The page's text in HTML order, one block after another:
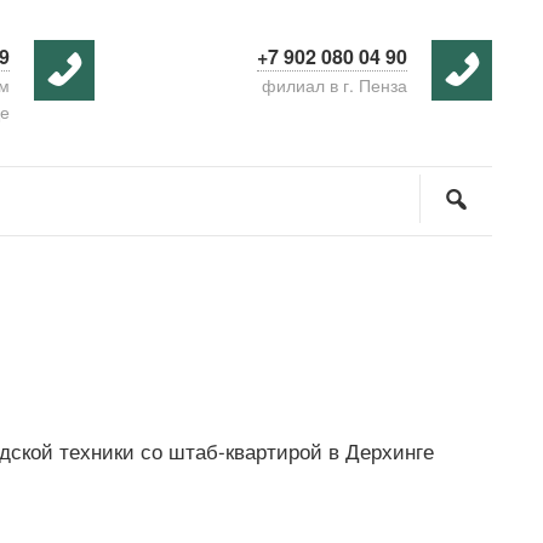
+7 902 080 04 90
филиал в г. Пенза
техники со штаб-квартирой в Дерхинге